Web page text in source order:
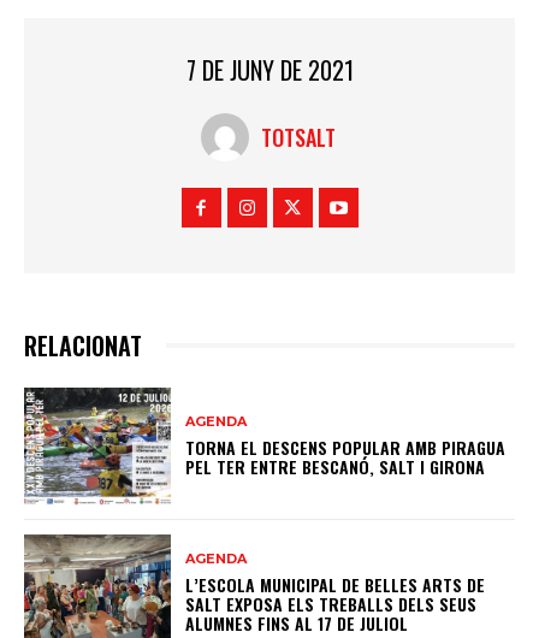
7 DE JUNY DE 2021
TOTSALT
RELACIONAT
AGENDA
TORNA EL DESCENS POPULAR AMB PIRAGUA
PEL TER ENTRE BESCANÓ, SALT I GIRONA
AGENDA
L’ESCOLA MUNICIPAL DE BELLES ARTS DE
SALT EXPOSA ELS TREBALLS DELS SEUS
ALUMNES FINS AL 17 DE JULIOL